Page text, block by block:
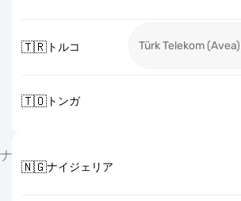
🇹🇷トルコ Türk Telekom (Avea)
🇹🇴トンガ
ナ
🇳🇬ナイジェリア